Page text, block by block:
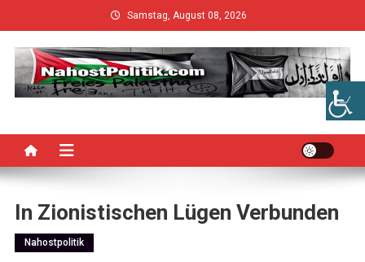
to
content
Samstag, August 08, 2026
In Zionistischen Lügen Verbunden
Nahostpolitik